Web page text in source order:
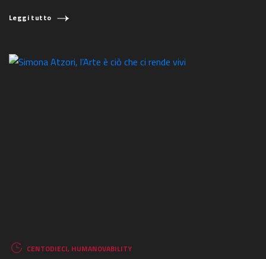
Leggi tutto
CENTODIECI, HUMANOVABILITY